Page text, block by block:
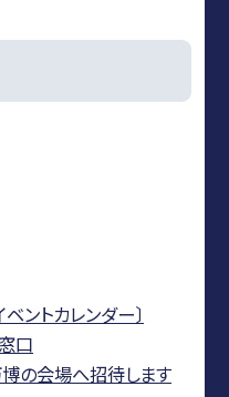
ントカレンダー〕
口
の会場へ招待します